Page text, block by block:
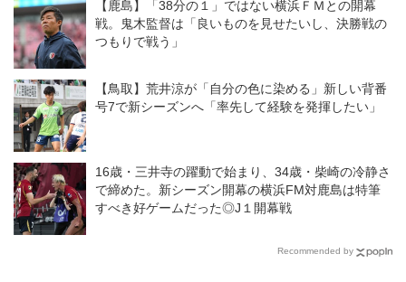
みたい！」
【鹿島】「38分の１」ではない横浜ＦＭとの開幕
戦。鬼木監督は「良いものを見せたいし、決勝戦の
つもりで戦う」
【鳥取】荒井涼が「自分の色に染める」新しい背番
号7で新シーズンへ「率先して経験を発揮したい」
16歳・三井寺の躍動で始まり、34歳・柴崎の冷静さ
で締めた。新シーズン開幕の横浜FM対鹿島は特筆
すべき好ゲームだった◎J１開幕戦
Recommended by